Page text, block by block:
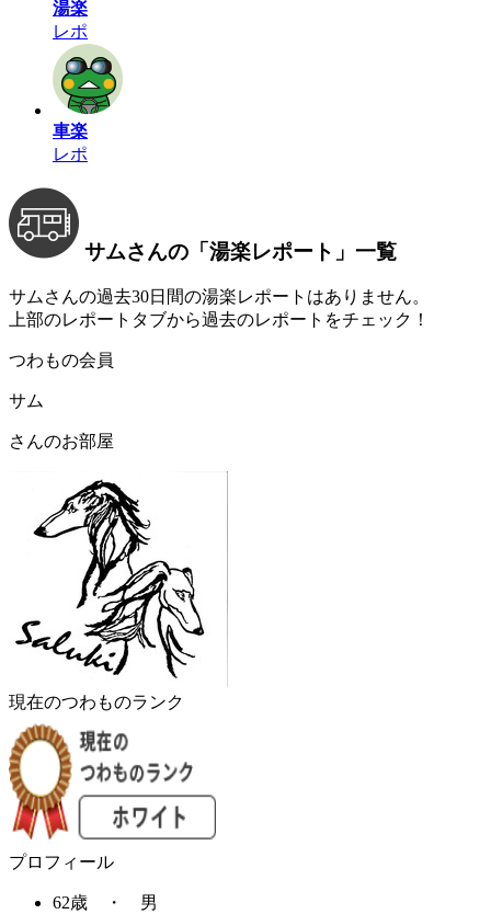
湯楽
レポ
車楽
レポ
サムさんの 「湯楽レポート」 一覧
サムさんの過去30日間の湯楽レポートはありません。
上部のレポートタブから過去のレポートをチェック！
つわもの会員
サム
さんのお部屋
現在のつわものランク
プロフィール
62歳 ・ 男